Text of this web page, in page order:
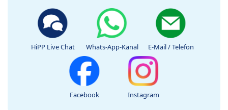
HiPP Live Chat Whats-App-Kanal E-Mail / Telefon
Facebook Instagram